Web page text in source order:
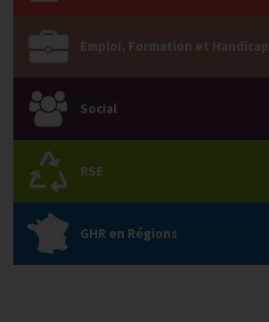
Emploi, Formation et Handicap
Social
RSE
GHR en Régions